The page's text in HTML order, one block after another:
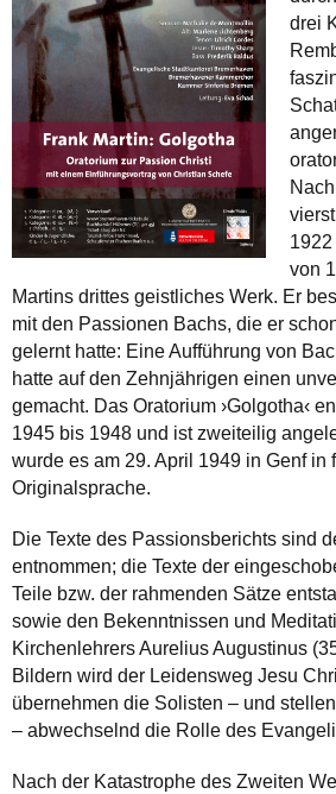
drei
1922
von
Martins drittes geistliches Werk. Er
mit den Passionen Bachs, die er
gelernt hatte: Eine Aufführung von
hatte auf den Zehnjährigen einen
gemacht. Das Oratorium ›Golgotha‹
1945 bis 1948 und ist zweiteilig
wurde es am 29. April 1949 in Genf in
Originalsprache.
Die Texte des Passionsberichts sind
entnommen; die Texte der
Teile bzw. der rahmenden Sätze
sowie den Bekenntnissen und
Kirchenlehrers Aurelius Augustinus
Bildern wird der Leidensweg Jesu
übernehmen die Solisten – und
– abwechselnd die Rolle des
Nach der Katastrophe des Zweiten